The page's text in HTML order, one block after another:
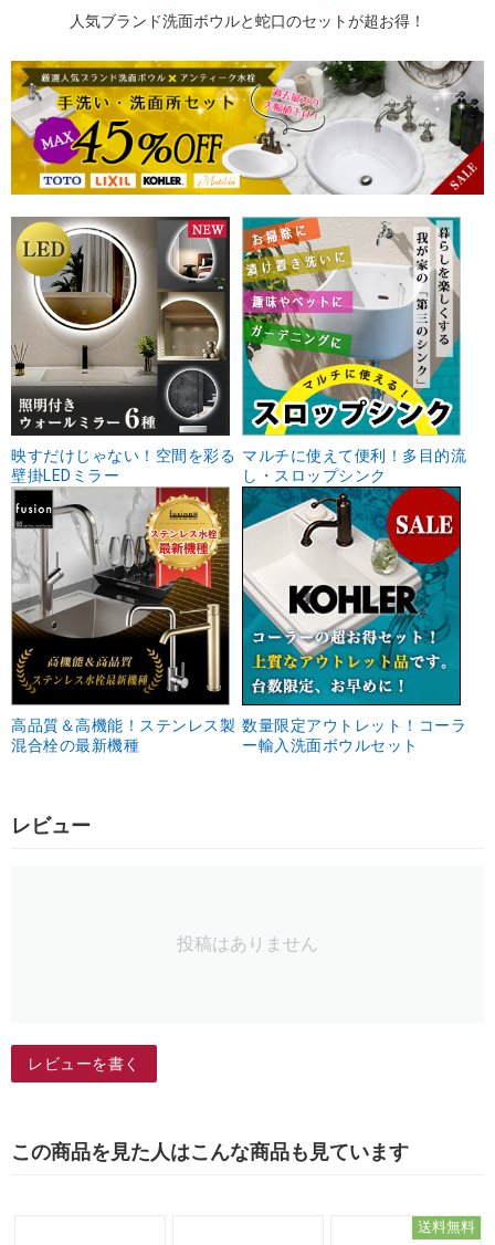
人気ブランド洗面ボウルと蛇口のセットが超お得！
映すだけじゃない！空間を彩る
壁掛LEDミラー
マルチに使えて便利！多目的流
し・スロップシンク
高品質＆高機能！ステンレス製
混合栓の最新機種
数量限定アウトレット！コーラ
ー輸入洗面ボウルセット
レビュー
投稿はありません
レビューを書く
この商品を見た人はこんな商品も見ています
送料無料